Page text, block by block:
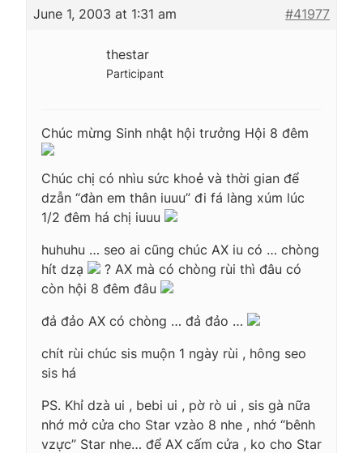
June 1, 2003 at 1:31 am #41977
thestar
Participant
Chúc mừng Sinh nhật hội trưởng Hội 8 đêm
Chúc chị có nhìu sức khoẻ và thời gian để
dzẫn “đàn em thân iuuu” đi fá làng xúm lúc
1/2 đêm há chị iuuu
huhuhu … seo ai cũng chúc AX iu có … chòng
hít dzạ
? AX mà có chòng rùi thì đâu có
còn hội 8 đêm đâu
đả đảo AX có chòng … đả đảo …
chít rùi chúc sis muộn 1 ngày rùi , hông seo
sis há
PS. Khỉ dzà ui , bebi ui , pờ rò ui , sis gà nữa
nhớ mở cửa cho Star vzào 8 nhe , nhớ “bênh
vzực” Star nhe… để AX cấm cửa , ko cho Star